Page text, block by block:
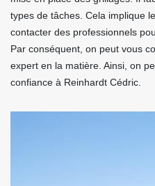
types de tâches. Cela implique
contacter des professionnels
Par conséquent, on peut vous
expert en la matière. Ainsi, on
confiance à Reinhardt Cédric.